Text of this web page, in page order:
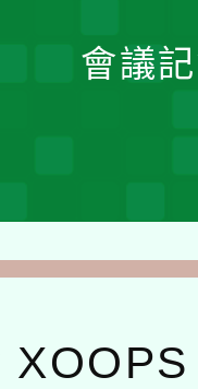
會議
XOOPS